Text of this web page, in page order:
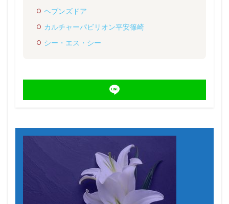
ヘブンズドア
カルチャーパビリオン平安篠崎
シー・エス・シー